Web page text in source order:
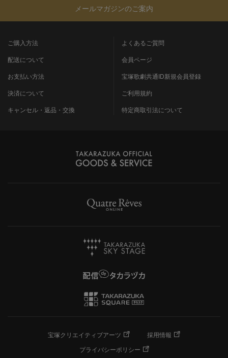
メールマガジンのご案内
ご購入方法
配送について
お支払い方法
決済について
キャンセル・返品・交換
よくあるご質問
会員ページ
宝塚歌劇共通ID新規会員登録
ご利用規約
特定商取引法について
宝塚クリエイティブアーツ
採用情報
プライバシーポリシー